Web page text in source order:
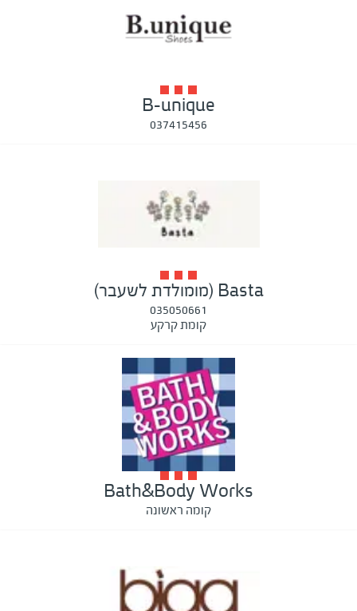
B-unique
037415456
Basta (מומולדת לשעבר)
035050661
קומת קרקע
Bath&Body Works
קומה ראשונה